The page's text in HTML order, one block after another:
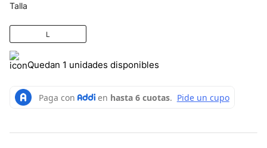
Talla
L
Quedan 1 unidades disponibles